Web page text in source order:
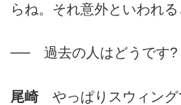
らね。それ意外といわれる
── 過去の人はどうです?
尾崎やっぱりスウィング